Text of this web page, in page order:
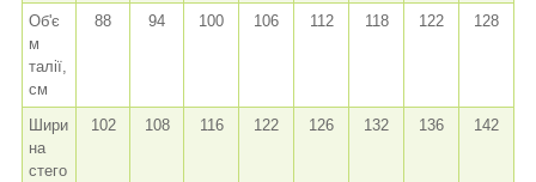
Об'є
м
талії,
см
88 94 100 106 112 118 122 128
Шири
на
стего
102 108 116 122 126 132 136 142